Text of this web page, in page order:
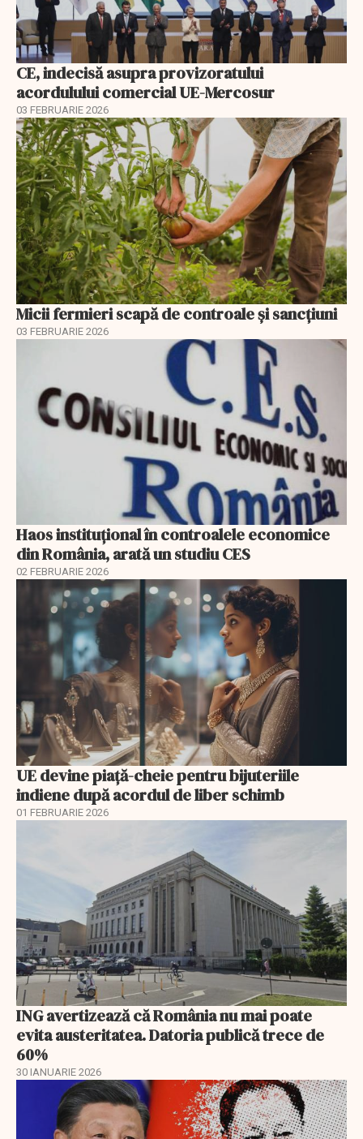
CE, indecisă asupra provizoratului
acordulului comercial UE-Mercosur
03 FEBRUARIE 2026
Micii fermieri scapă de controale și sancțiuni
03 FEBRUARIE 2026
Haos instituțional în controalele economice
din România, arată un studiu CES
02 FEBRUARIE 2026
UE devine piață-cheie pentru bijuteriile
indiene după acordul de liber schimb
01 FEBRUARIE 2026
ING avertizează că România nu mai poate
evita austeritatea. Datoria publică trece de
60%
30 IANUARIE 2026